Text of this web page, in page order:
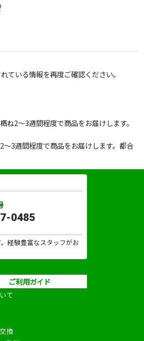
ている情報を再度ご確認ください。
2～3週間程度で商品をお届けします。
3週間程度で商品をお届けします。都合
0485
経験豊富なスタッフがお
ご利用ガイド
て
換